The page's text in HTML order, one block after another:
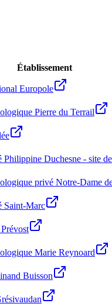
Établissement
Europole
Pierre du Terrail
Duchesne - site
privé Notre-Dame
Saint-Marc
Marie Reynoard
Buisson